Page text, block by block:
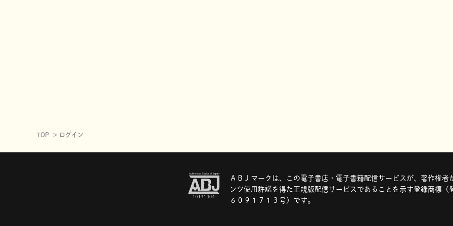
TOP ログイン
ＡＢＪマークは、この電子書店・電子書籍配信サービスが、著作権者
ンツ使用許諾を得た正規版配信サービスであることを示す登録商標（
６０９１７１３号）です。